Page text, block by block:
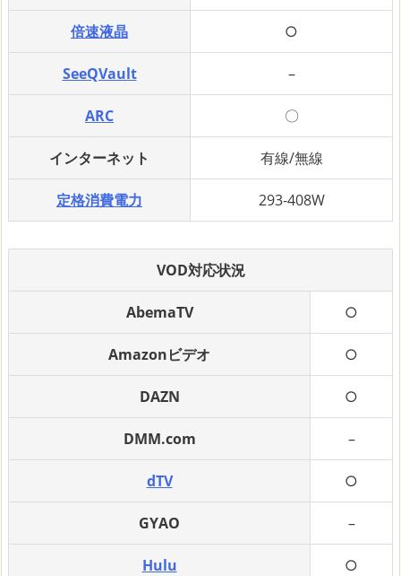
倍速液晶 ○
SeeQVault –
ARC 〇
インターネット 有線/無線
定格消費電力 293-408W
VOD対応状況
AbemaTV ○
Amazonビデオ ○
DAZN ○
DMM.com –
dTV ○
GYAO –
Hulu ○